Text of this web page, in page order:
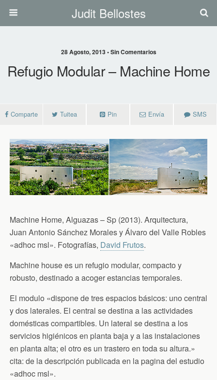
Judit Bellostes
28 Agosto, 2013 • Sin Comentarios
Refugio Modular – Machine Home
Comparte Tuitea Pin Envía SMS
Machine Home, Alguazas – Sp (2013). Arquitectura,
Juan Antonio Sánchez Morales y Álvaro del Valle Robles
«adhoc msl». Fotografías, David Frutos.
Machine house es un refugio modular, compacto y
robusto, destinado a acoger estancias temporales.
El modulo «dispone de tres espacios básicos: uno central
y dos laterales. El central se destina a las actividades
domésticas compartibles. Un lateral se destina a los
servicios higiénicos en planta baja y a las instalaciones
en planta alta; el otro es un trastero en toda su altura.»
cita: de la descripción publicada en la pagina del estudio
«adhoc msl».